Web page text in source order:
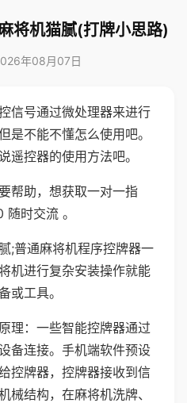
将机猫腻(打牌小思路)
年08月07日
信号通过微处理器来进行
是不能不懂怎么使用吧。
遥控器的使用方法吧。
帮助，想获取一对一指
时交流 。
;普通麻将机程序控牌器一
机进行复杂安装操作就能
或工具。
理：一些智能控牌器通过
备连接。手机端软件预设
控牌器，控牌器接收到信
械结构，在麻将机洗牌、